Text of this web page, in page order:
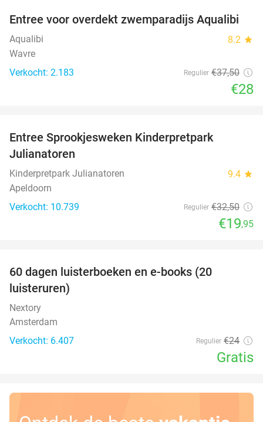
25%
Entree voor overdekt zwemparadijs Aqualibi
Aqualibi 8.2 star
Wavre
Verkocht: 2.183
Regulier €37,50
€28
Entree Sprookjesweken Kinderpretpark
Julianatoren
Kinderpretpark Julianatoren 9.4 star
Apeldoorn
Verkocht: 10.739
Regulier €32,50
€19,95
60 dagen luisterboeken en e-books (20
luisteruren)
Nextory
Amsterdam
Verkocht: 6.407
Regulier €24
Gratis